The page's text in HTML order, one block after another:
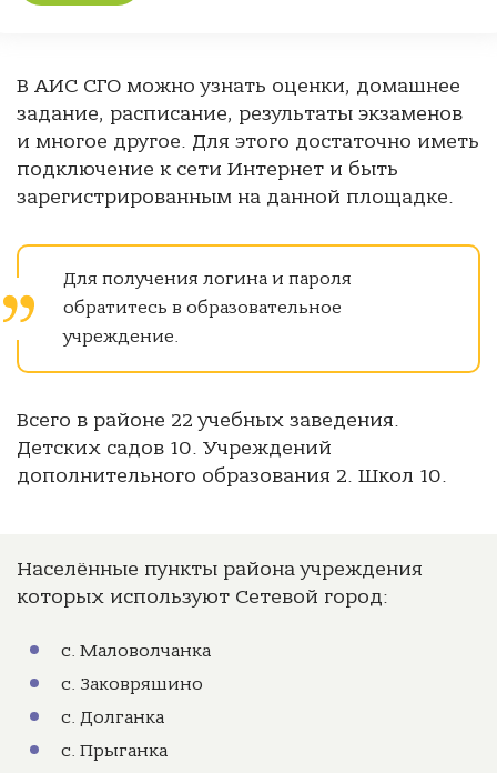
В АИС СГО можно узнать оценки, домашнее
задание, расписание, результаты экзаменов
и многое другое. Для этого достаточно иметь
подключение к сети Интернет и быть
зарегистрированным на данной площадке.
Для получения логина и пароля
обратитесь в образовательное
учреждение.
Всего в районе 22 учебных заведения.
Детских садов 10. Учреждений
дополнительного образования 2. Школ 10.
Населённые пункты района учреждения
которых используют Сетевой город:
с. Маловолчанка
с. Заковряшино
с. Долганка
с. Прыганка